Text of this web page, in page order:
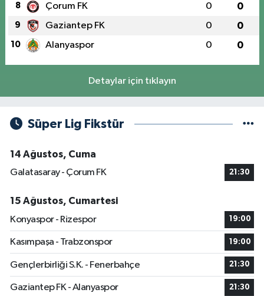
8 Çorum FK 0 0
9 Gaziantep FK 0 0
10 Alanyaspor 0 0
Detaylar için tıklayın
Süper Lig Fikstür
14 Ağustos, Cuma
Galatasaray - Çorum FK
21:30
15 Ağustos, Cumartesi
Konyaspor - Rizespor
19:00
Kasımpaşa - Trabzonspor 19:00
Gençlerbirliği S.K. - Fenerbahçe 21:30
Gaziantep FK - Alanyaspor 21:30